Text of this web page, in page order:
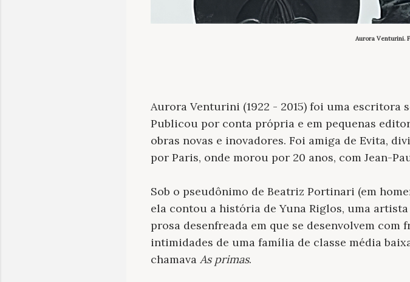
Aurora Venturini.
Aurora Venturini (1922 - 2015) foi uma escritora
Publicou por conta própria e em pequenas
obras novas e inovadores. Foi amiga de Evita,
por Paris, onde morou por 20 anos, com Jean-
Sob o pseudônimo de Beatriz Portinari (em
ela contou a história de Yuna Riglos, uma
prosa desenfreada em que se desenvolvem com
intimidades de uma família de classe média
chamava As primas.